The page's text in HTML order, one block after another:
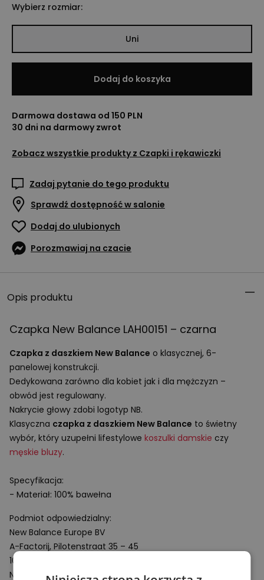
Wybierz rozmiar:
Uni
Dodaj do koszyka
Darmowa dostawa od 150 PLN
30 dni na darmowy zwrot
Zobacz wszystkie produkty z Czapki i rękawiczki
Zadaj pytanie do tego produktu
Sprawdź dostępność w salonie
Dodaj do ulubionych
Porozmawiaj na czacie
Opis produktu
Czapka New Balance LAH00151 – czarna
Czapka z daszkiem New Balance o klasycznej, 6-
panelowej konstrukcji.
Dedykowana zarówno dla kobiet jak i dla mężczyzn –
obwód jest regulowany.
Nakrycie głowy zdobi logotyp NB.
Klasyczna czapka z daszkiem New Balance to świetny
wybór, który uzupełni lifestylowe koszulki damskie czy
męskie bluzy.
Specyfikacja:
- Materiał: 100% bawełna
Podmiot odpowiedzialny:
New Balance Europe BV
A-Factorij, Pilotenstraat 35 – 45
1059 CH Amsterdam
Netherlands